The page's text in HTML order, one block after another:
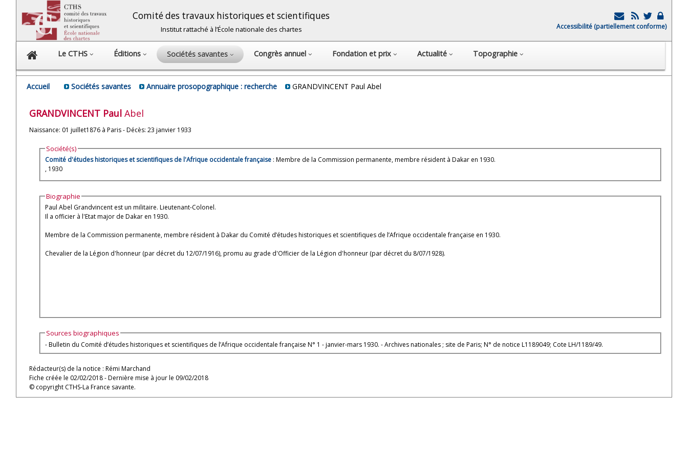
Comité des travaux historiques et scientifiques
Institut rattaché à l’École nationale des chartes Accessibilité (partiellement conforme)
Le CTHS Éditions Sociétés savantes Congrès annuel Fondation et prix Actualité Topographie
Accueil Sociétés savantes Annuaire prosopographique : recherche GRANDVINCENT Paul Abel
GRANDVINCENT Paul Abel
Naissance: 01 juillet1876 à Paris - Décès: 23 janvier 1933
Société(s)
Comité d'études historiques et scientifiques de l'Afrique occidentale française : Membre de la Commission permanente, membre résident à Dakar en 1930.
, 1930
Biographie
Paul Abel Grandvincent est un militaire. Lieutenant-Colonel.
Il a officier à l'Etat major de Dakar en 1930.
Membre de la Commission permanente, membre résident à Dakar du Comité d’études historiques et scientifiques de l’Afrique occidentale française en 1930.
Chevalier de la Légion d'honneur (par décret du 12/07/1916), promu au grade d'Officier de la Légion d'honneur (par décret du 8/07/1928).
Sources biographiques
- Bulletin du Comité d’études historiques et scientifiques de l’Afrique occidentale française N° 1 - janvier-mars 1930. - Archives nationales ; site de Paris; N° de notice L1189049; Cote LH/1189/49.
Rédacteur(s) de la notice : Rémi Marchand
Fiche créée le 02/02/2018 - Dernière mise à jour le 09/02/2018
© copyright CTHS-La France savante.